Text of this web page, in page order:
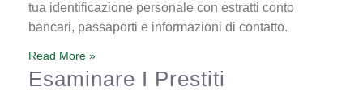
tua identificazione personale con estratti conto
bancari, passaporti e informazioni di contatto.
Read More »
Esaminare I Prestiti